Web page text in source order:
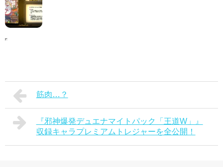
筋肉…？
『邪神爆発デュエナマイトパック「王道W」』
収録キャラプレミアムトレジャーを全公開！